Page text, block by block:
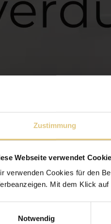
Zustimmung
Webseite verwendet
verwenden Cookies für den
Mit dem Klick
Notwendig